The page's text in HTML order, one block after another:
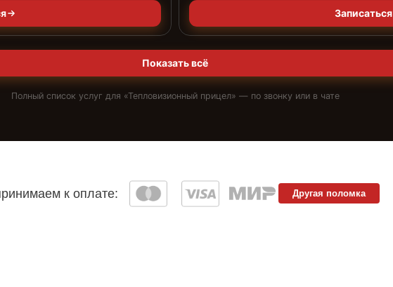
Записаться
Показать всё
Полный список услуг для «Тепловизионный прицел» — по звонку или в чате
к оплате: Другая поломка